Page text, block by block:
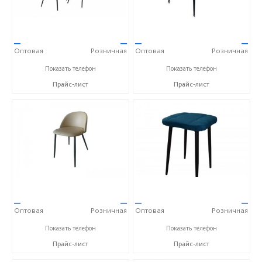
—
Оптовая
—
Розничная
+7 (84235) 5-57-31
Показать телефон
Прайс-лист
—
Оптовая
—
Розничная
+7 (84235) 5-57-31
Показать телефон
Прайс-лист
—
Оптовая
—
Розничная
+7 (84235) 5-57-31
Показать телефон
Прайс-лист
—
Оптовая
—
Розничная
+7 (84235) 5-57-31
Показать телефон
Прайс-лист